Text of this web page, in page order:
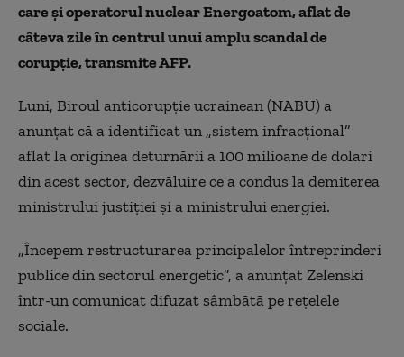
care şi operatorul nuclear Energoatom, aflat de
câteva zile în centrul unui amplu scandal de
corupţie, transmite AFP.
Luni, Biroul anticorupţie ucrainean (NABU) a
anunţat că a identificat un „sistem infracţional”
aflat la originea deturnării a 100 milioane de dolari
din acest sector, dezvăluire ce a condus la demiterea
ministrului justiţiei şi a ministrului energiei.
„Începem restructurarea principalelor întreprinderi
publice din sectorul energetic”, a anunţat Zelenski
într-un comunicat difuzat sâmbătă pe reţelele
sociale.